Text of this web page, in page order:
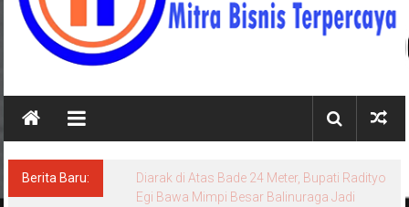
LINKARUTAMA.COM
Mitra
Terpercaya
Berita Baru:
Diarak di Atas Bade 24 Meter, Bupati Radityo
Egi Bawa Mimpi Besar Balinuraga Jadi